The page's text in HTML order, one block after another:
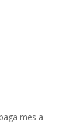
mes a